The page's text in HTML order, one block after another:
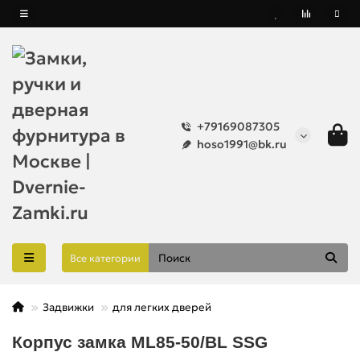
+79169087305
hoso1991@bk.ru
Все категории
Задвижки для легких дверей
Корпус замка ML85-50/BL SSG